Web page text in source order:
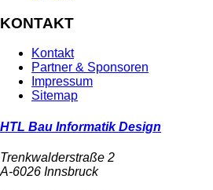
KONTAKT
Kontakt
Partner & Sponsoren
Impressum
Sitemap
HTL Bau Informatik Design
Trenkwalderstraße 2
A-6026 Innsbruck